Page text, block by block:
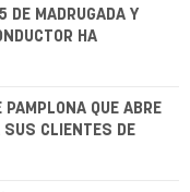
DE MADRUGADA Y
HA
QUE ABRE
SUS CLIENTES DE